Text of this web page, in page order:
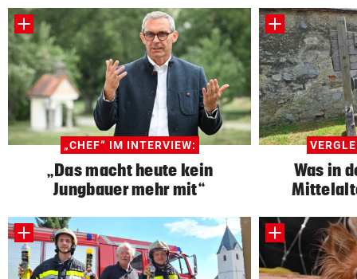
„CHEF“ IM INTERVIEW:
„Das macht heute kein
Jungbauer mehr mit“
Was in